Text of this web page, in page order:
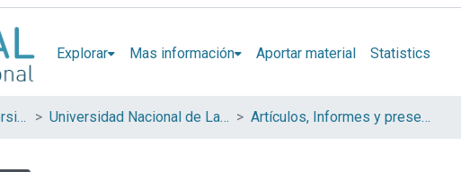
Explorar Mas información Aportar material Statistics
Investigadores en Universidades Nacionales de la provincia de Buenos Aires Universidad Nacional de La Plata (UNLP) Artículos, Informes y presentaciones en Congresos (UNLP)